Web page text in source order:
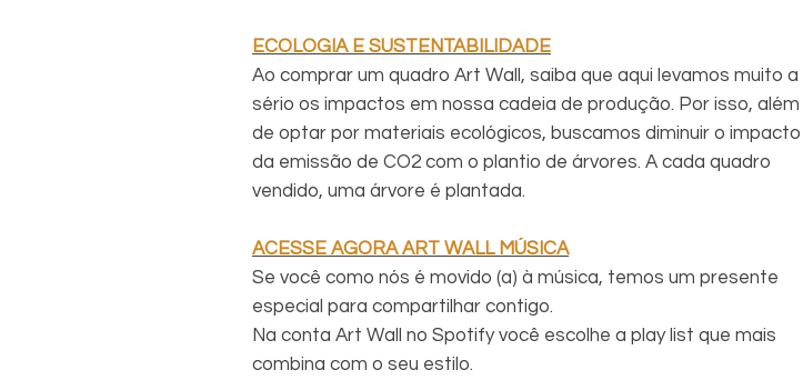
ECOLOGIA E SUSTENTABILIDADE
Ao comprar um quadro Art Wall, saiba que aqui levamos muito a
sério os impactos em nossa cadeia de produção. Por isso, além
de optar por materiais ecológicos, buscamos diminuir o impacto
da emissão de CO2 com o plantio de árvores. A cada quadro
vendido, uma árvore é plantada.
ACESSE AGORA ART WALL MÚSICA
Se você como nós é movido (a) à música, temos um presente
especial para compartilhar contigo.
Na conta Art Wall no Spotify você escolhe a play list que mais
combina com o seu estilo.